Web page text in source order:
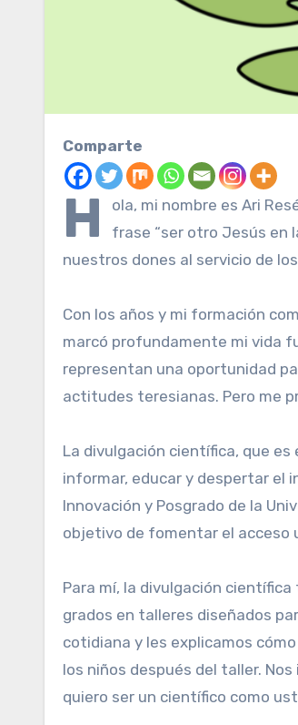
Comparte
H
ola, mi nombre es Ari
frase “ser otro Jesús en
nuestros dones al servicio de los
Con los años y mi formación
marcó profundamente mi vida
representan una oportunidad
actitudes teresianas. Pero me
La divulgación científica, que
informar, educar y despertar el
Innovación y Posgrado de la
objetivo de fomentar el acceso
Para mí, la divulgación
grados en talleres diseñados
cotidiana y les explicamos
los niños después del taller.
quiero ser un científico como